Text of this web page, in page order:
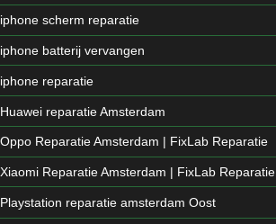
iphone scherm reparatie
iphone batterij vervangen
iphone reparatie
Huawei reparatie Amsterdam
Oppo Reparatie Amsterdam | FixLab Reparatie
Xiaomi Reparatie Amsterdam | FixLab Reparatie
Playstation reparatie amsterdam Oost